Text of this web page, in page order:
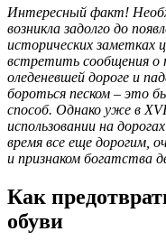
Интересный факт!
возникла задолго до
исторических заметках
встретить сообщения о
оледеневшей дороге и
бороться песком – это
способ. Однако уже в
использовании на
время все еще дорогим,
и признаком богатства
Как
обуви